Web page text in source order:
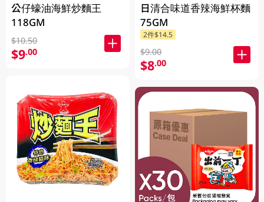
公仔蠔油海鮮炒麵王
118GM
$10.50
$9.00
日清合味道香辣海鮮杯麵
75GM
2件$14.5
$9.00
$8.00